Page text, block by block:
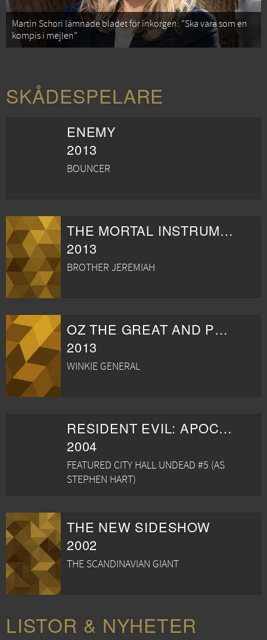
Martin Schori lämnade bladet för inkorgen: ”Ska vara som en
kompis i mejlen”
SKÅDESPELARE
ENEMY
2013
BOUNCER
THE MORTAL INSTRUMENTS: STAD AV SKUGGOR
2013
BROTHER JEREMIAH
OZ THE GREAT AND POWERFUL
2013
WINKIE GENERAL
RESIDENT EVIL: APOCALYPSE
2004
FEATURED CITY HALL UNDEAD #5 (AS
STEPHEN HART)
THE NEW SIDESHOW
2002
THE SCANDINAVIAN GIANT
LISTOR & NYHETER